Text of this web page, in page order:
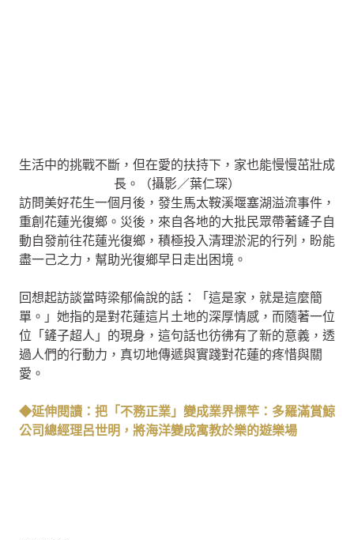
生活中的挑戰不斷，但在愛的扶持下，家也能慢慢茁壯成
長。（攝影／葉仁琛）
訪問美好花生一個月後，發生馬太鞍溪堰塞湖溢流事件，
重創花蓮光復鄉。災後，來自各地的大批民眾帶著鏟子自
動自發前往花蓮光復鄉，積極投入清理淤泥的行列，盼能
盡一己之力，幫助光復鄉早日走出困境。
回想起訪談當時梁郁倫說的話：「這是家，就是這麼簡
單。」她指的是對花蓮這片土地的深厚情感，而隨著一位
位「鏟子超人」的現身，這句話也彷彿有了新的意義，透
過人們的行動力，真切地傳遞與實踐對花蓮的疼惜與關
愛。
◆延伸閱讀：把「不務正業」變成業界標竿：多羅滿賞鯨
公司總經理呂世明，將海洋變成寓教於樂的遊樂場